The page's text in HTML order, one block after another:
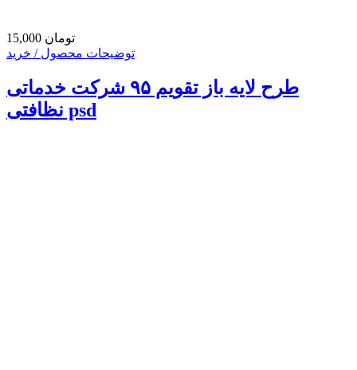
15,000 تومان
توضیحات محصول / خرید
طرح لایه باز تقویم ۹۵ شرکت خدماتی
نظافتی psd